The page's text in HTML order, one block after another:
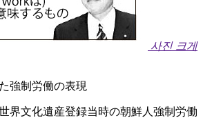
사진 크게
強制労働の表現
界文化遺産登録当時の朝鮮人強制労働